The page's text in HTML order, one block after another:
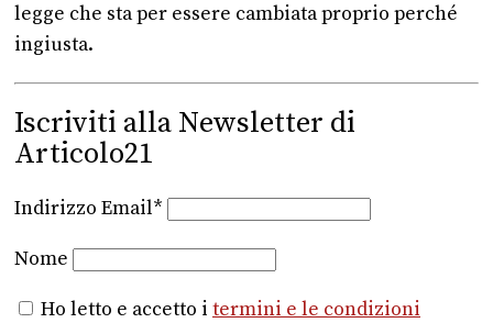
legge che sta per essere cambiata proprio perché
ingiusta.
Iscriviti alla Newsletter di
Articolo21
Indirizzo Email*
Nome
Ho letto e accetto i termini e le condizioni